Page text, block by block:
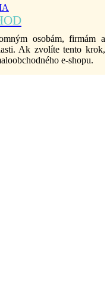
osobám, firmám a
Ak zvolíte tento krok,
e-shopu.